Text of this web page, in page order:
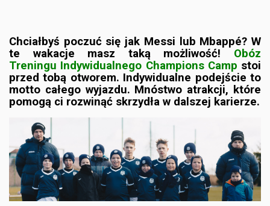
Chciałbyś poczuć się jak Messi lub Mbappé? W
te wakacje masz taką możliwość! Obóz
Treningu Indywidualnego Champions Camp stoi
przed tobą otworem. Indywidualne podejście to
motto całego wyjazdu. Mnóstwo atrakcji, które
pomogą ci rozwinąć skrzydła w dalszej karierze.